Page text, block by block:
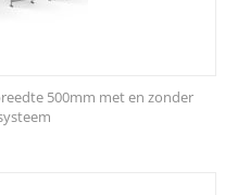
500mm met en zonder